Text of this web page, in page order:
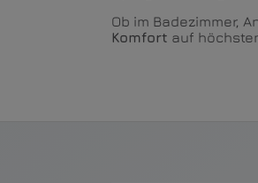
Ob im Badezimmer,
Komfort auf